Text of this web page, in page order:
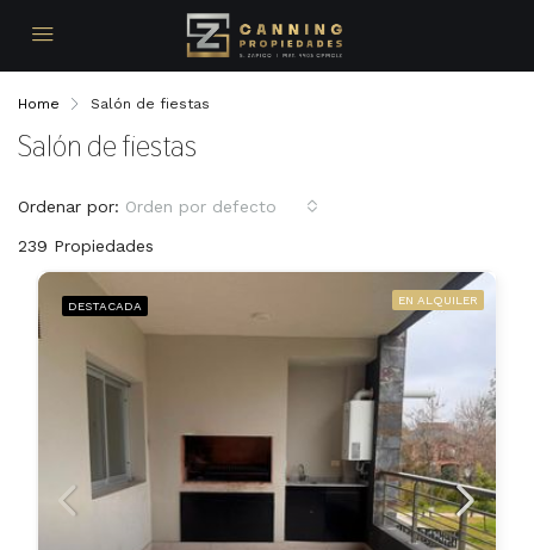
Home Salón de fiestas
Salón de fiestas
239 Propiedades
Ordenar por: Orden por defecto
DESTACADA EN ALQUILER